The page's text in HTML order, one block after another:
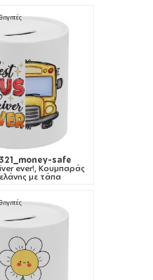
safe
ever!, Κουμπαράς
με τάπα